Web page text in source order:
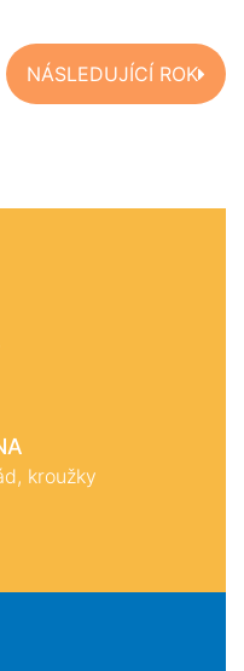
NÁSLEDUJÍCÍ ROK
kroužky